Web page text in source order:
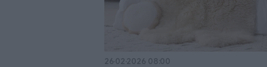
26·02·2026 08:00